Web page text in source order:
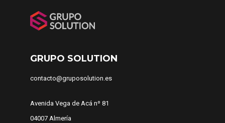
GRUPO SOLUTION
contacto@gruposolution.es
Avenida Vega de Acá nº 81
04007 Almería